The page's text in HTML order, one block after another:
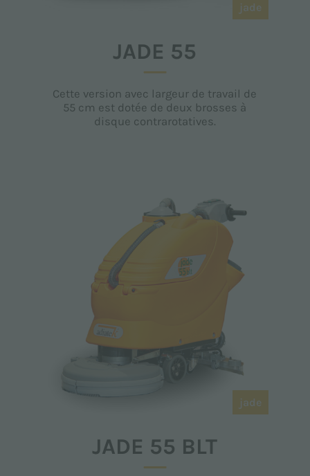
jade
JADE 55
Cette version avec largeur de travail de
55 cm est dotée de deux brosses à
disque contrarotatives.
jade
JADE 55 BLT